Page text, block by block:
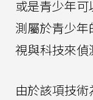
或是青少年
測屬於青少
視與科技來偵
由於該項技